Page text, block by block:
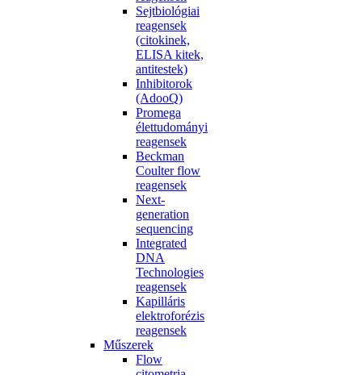
Sejtbiológiai
reagensek
(citokinek,
ELISA kitek,
antitestek)
Inhibitorok
(AdooQ)
Promega
élettudományi
reagensek
Beckman
Coulter flow
reagensek
Next-
generation
sequencing
Integrated
DNA
Technologies
reagensek
Kapilláris
elektroforézis
reagensek
Műszerek
Flow